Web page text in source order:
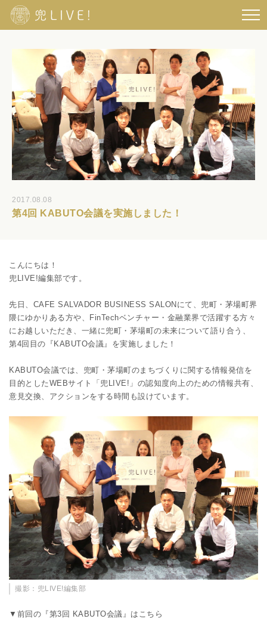
2017.08.08
第4回 KABUTO会議を実施しました！
こんにちは！
兜LIVE!編集部です。
先日、CAFE SALVADOR BUSINESS SALONにて、兜町・茅場町界
隈にゆかりある方や、FinTechベンチャー・金融業界で活躍する方々
にお越しいただき、一緒に兜町・茅場町の未来について語り合う、
第4回目の『KABUTO会議』を実施しました！
KABUTO会議では、兜町・茅場町のまちづくりに関する情報発信を
目的としたWEBサイト「兜LIVE!」の認知度向上のための情報共有、
意見交換、アクションをする時間も設けています。
撮影：兜LIVE!編集部
▼前回の『第3回 KABUTO会議』はこちら